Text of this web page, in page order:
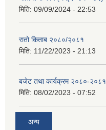
मिति: 09/09/2024 - 22:53
रातो किताब २०८०/२०८१
मिति: 11/22/2023 - 21:13
बजेट तथा कार्यक्रम २०८०-२०८१
मिति: 08/02/2023 - 07:52
अन्य